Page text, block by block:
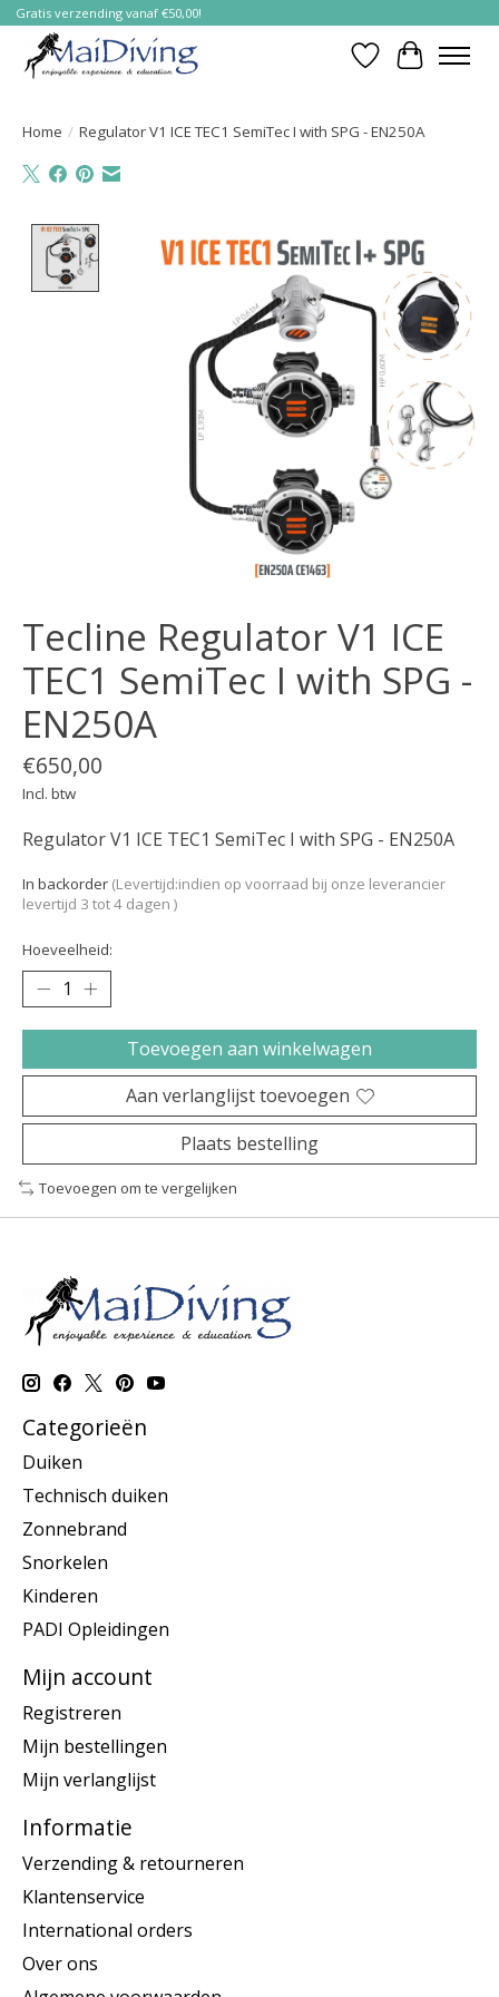
Gratis verzending vanaf €50,00!
Verlanglijst
Home / Regulator V1 ICE TEC1 SemiTec I with SPG - EN250A
Product image slideshow Items
Tecline Regulator V1 ICE
TEC1 SemiTec I with SPG -
EN250A
€650,00
Incl. btw
Regulator V1 ICE TEC1 SemiTec I with SPG - EN250A
In backorder (Levertijd:indien op voorraad bij onze leverancier
levertijd 3 tot 4 dagen )
Hoeveelheid:
Toevoegen aan winkelwagen
Aan verlanglijst toevoegen
Plaats bestelling
Toevoegen om te vergelijken
Categorieën
Duiken
Technisch duiken
Zonnebrand
Snorkelen
Kinderen
PADI Opleidingen
Mijn account
Registreren
Mijn bestellingen
Mijn verlanglijst
Informatie
Verzending & retourneren
Klantenservice
International orders
Over ons